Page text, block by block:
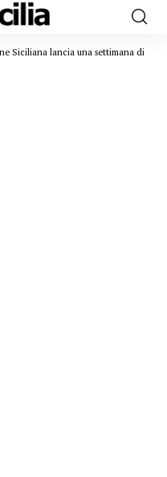
Siciliana lancia una settimana di